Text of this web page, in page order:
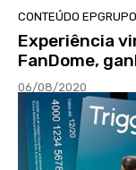
CONTEÚDO EPGRUPO
Experiência
FanDome,
06/08/2020